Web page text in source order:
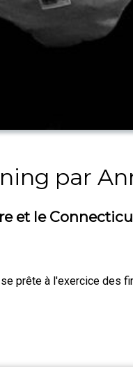
par
et le
prête à l'exercice des